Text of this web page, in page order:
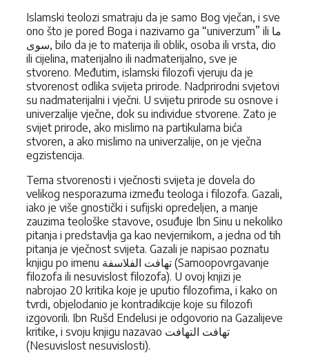
Islamski teolozi smatraju da je samo Bog vječan, i sve
ono što je pored Boga i nazivamo ga “univerzum” ili ما
سوی, bilo da je to materija ili oblik, osoba ili vrsta, dio
ili cijelina, materijalno ili nadmaterijalno, sve je
stvoreno. Međutim, islamski filozofi vjeruju da je
stvorenost odlika svijeta prirode. Nadprirodni svjetovi
su nadmaterijalni i vječni. U svijetu prirode su osnove i
univerzalije vječne, dok su individue stvorene. Zato je
svijet prirode, ako mislimo na partikularna bića
stvoren, a ako mislimo na univerzalije, on je vječna
egzistencija.
Tema stvorenosti i vječnosti svijeta je dovela do
velikog nesporazuma između teologa i filozofa. Gazali,
iako je više gnostički i sufijski opredeljen, a manje
zauzima teološke stavove, osuđuje Ibn Sinu u nekoliko
pitanja i predstavlja ga kao nevjernikom, a jedna od tih
pitanja je vječnost svijeta. Gazali je napisao poznatu
knjigu po imenu تهافت الفلاسفة (Samoopovrgavanje
filozofa ili nesuvislost filozofa). U ovoj knjizi je
nabrojao 20 kritika koje je uputio filozofima, i kako on
tvrdi, objelodanio je kontradikcije koje su filozofi
izgovorili. Ibn Rušd Endelusi je odgovorio na Gazalijeve
kritike, i svoju knjigu nazavao تهافت التهافت
(Nesuvislost nesuvislosti).